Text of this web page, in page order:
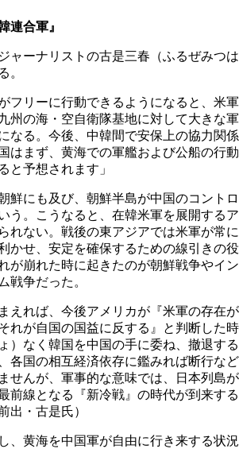
連合軍』
ャーナリストの古是三春（ふるぜみつは
。
フリーに行動できるようになると、米軍
州の海・空自衛隊基地に対して大きな軍
なる。今後、中韓間で安保上の協力関係
はまず、黄海での軍艦および公船の行動
と予想されます」
鮮にも及び、朝鮮半島が中国のコントロ
う。こうなると、在韓米軍を展開するア
れない。戦後の東アジアでは米軍が常に
かせ、安定を確保するための線引きの役
が崩れた時に起きたのが朝鮮戦争やイン
戦争だった。
えれば、今後アメリカが『米軍の存在が
れが自国の国益に反する』と判断した時
）なく韓国を中国の手に委ね、撤退する
各国の相互経済依存に鑑みれば断行など
せんが、軍事的な意味では、日本列島が
前線となる『新冷戦』の時代が到来する
出・古是氏）
、黄海を中国軍が自由に行き来する状況